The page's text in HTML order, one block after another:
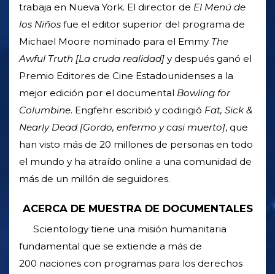
trabaja en Nueva York. El director de El Menú de
los Niños fue el editor superior del programa de
Michael Moore nominado para el Emmy The
Awful Truth [La cruda realidad] y después ganó el
Premio Editores de Cine Estadounidenses a la
mejor edición por el documental Bowling for
Columbine. Engfehr escribió y codirigió Fat, Sick &
Nearly Dead [Gordo, enfermo y casi muerto], que
han visto más de 20 millones de personas en todo
el mundo y ha atraído online a una comunidad de
más de un millón de seguidores.
ACERCA DE MUESTRA DE DOCUMENTALES
Scientology tiene una misión humanitaria
fundamental que se extiende a más de
200 naciones con programas para los derechos